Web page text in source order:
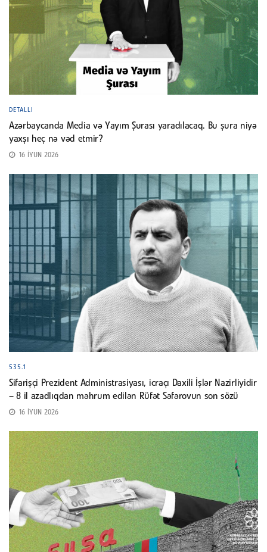
DETALLI
Azərbaycanda Media və Yayım Şurası yaradılacaq. Bu şura niyə
yaxşı heç nə vəd etmir?
16 İYUN 2026
535.1
Sifarişçi Prezident Administrasiyası, icraçı Daxili İşlər Nazirliyidir
– 8 il azadlıqdan məhrum edilən Rüfət Səfərovun son sözü
16 İYUN 2026